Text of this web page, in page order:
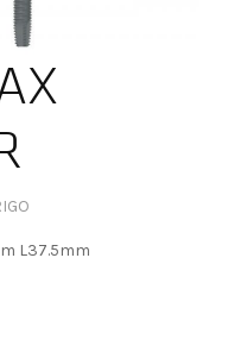
a partner?
L37.5mm